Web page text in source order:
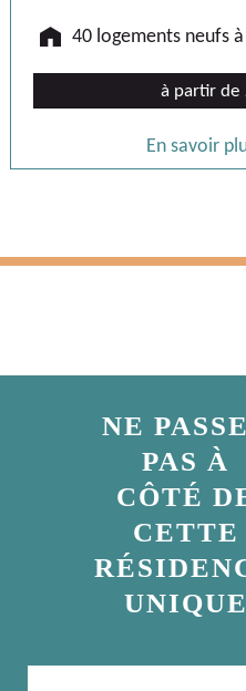
🏠 40 logements neufs
à partir de
En savoir
NE
PAS À
CÔTÉ
CETTE
UNIQUE